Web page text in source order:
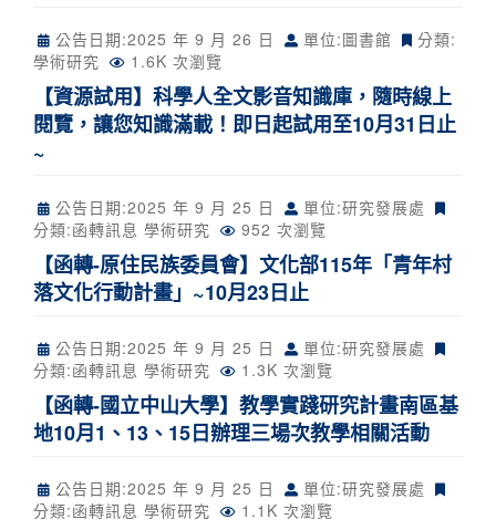
公告日期:2025 年 9 月 26 日 單位:圖書館
分類:
學術研究
1.6K 次瀏覽
【資源試用】科學人全文影音知識庫，隨時線上
閱覽，讓您知識滿載！即日起試用至10月31日止
~
公告日期:2025 年 9 月 25 日
單位:研究發展處
分類:函轉訊息 學術研究 952 次瀏覽
【函轉-原住民族委員會】文化部115年「青年村
落文化行動計畫」~10月23日止
公告日期:2025 年 9 月 25 日
單位:研究發展處
分類:函轉訊息 學術研究 1.3K 次瀏覽
【函轉-國立中山大學】教學實踐研究計畫南區基
地10月1、13、15日辦理三場次教學相關活動
公告日期:2025 年 9 月 25 日
單位:研究發展處
分類:函轉訊息 學術研究 1.1K 次瀏覽